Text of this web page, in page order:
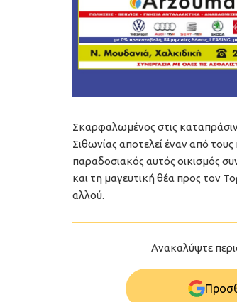
Σκαρφαλωμένος στις
Σιθωνίας αποτελεί έναν από
παραδοσιακός αυτός οικισμός
και τη μαγευτική θέα προς τον
αλλού.
Ανακαλύψτε